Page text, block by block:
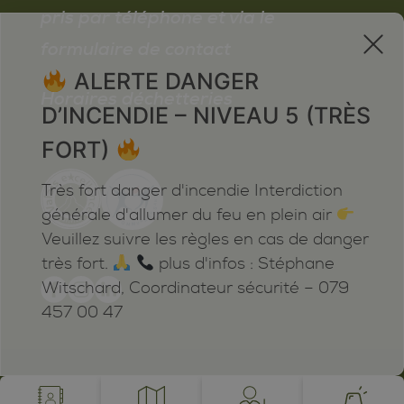
pris par téléphone et via le
Horaires déchetteries
powered by /BOOMERANG
x
ALERTE DANGER
D’INCENDIE – NIVEAU 5 (TRÈS
FORT)
Très fort danger d'incendie Interdiction
générale d'allumer du feu en plein air
Veuillez suivre les règles en cas de danger
très fort.
plus d'infos : Stéphane
Witschard, Coordinateur sécurité – 079
457 00 47